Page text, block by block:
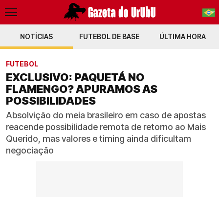
PT-BR
NOTÍCIAS FUTEBOL DE BASE ÚLTIMA HORA
FUTEBOL
EXCLUSIVO: PAQUETÁ NO
FLAMENGO? APURAMOS AS
POSSIBILIDADES
Absolvição do meia brasileiro em caso de apostas
reacende possibilidade remota de retorno ao Mais
Querido, mas valores e timing ainda dificultam
negociação